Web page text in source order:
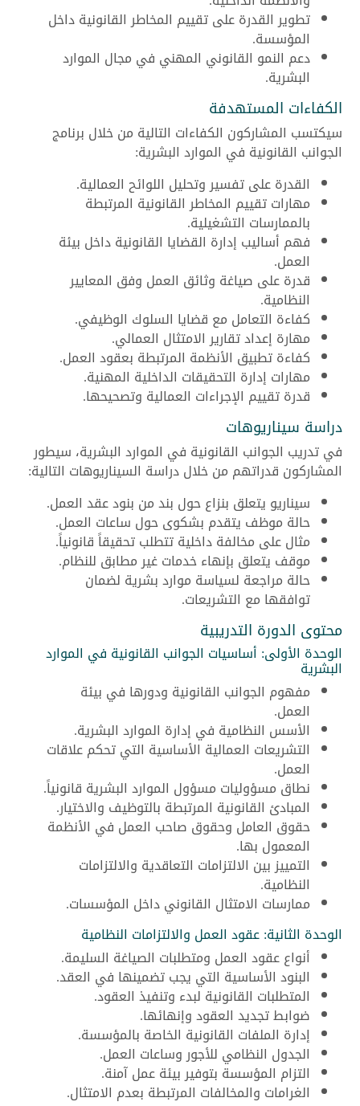
تطوير القدرة على تقييم المخاطر القانونية داخل
المؤسسة.
دعم النمو القانوني المهني في مجال الموارد
البشرية.
الكفاءات المستهدفة
سيكتسب المشاركون الكفاءات التالية من خلال برنامج
الجوانب القانونية في الموارد البشرية:
القدرة على تفسير وتحليل اللوائح العمالية.
مهارات تقييم المخاطر القانونية المرتبطة
بالممارسات التشغيلية.
فهم أساليب إدارة القضايا القانونية داخل بيئة
العمل.
قدرة على صياغة وثائق العمل وفق المعايير
النظامية.
كفاءة التعامل مع قضايا السلوك الوظيفي.
مهارة إعداد تقارير الامتثال العمالي.
كفاءة تطبيق الأنظمة المرتبطة بعقود العمل.
مهارات إدارة التحقيقات الداخلية المهنية.
قدرة تقييم الإجراءات العمالية وتصحيحها.
دراسة سيناريوهات
في تدريب الجوانب القانونية في الموارد البشرية، سيطور
المشاركون قدراتهم من خلال دراسة السيناريوهات التالية:
سيناريو يتعلق بنزاع حول بند من بنود عقد العمل.
حالة موظف يتقدم بشكوى حول ساعات العمل.
مثال على مخالفة داخلية تتطلب تحقيقاً قانونياً.
موقف يتعلق بإنهاء خدمات غير مطابق للنظام.
حالة مراجعة لسياسة موارد بشرية لضمان
توافقها مع التشريعات.
محتوى الدورة التدريبية
الوحدة الأولى: أساسيات الجوانب القانونية في الموارد
البشرية
مفهوم الجوانب القانونية ودورها في بيئة
العمل.
الأسس النظامية في إدارة الموارد البشرية.
التشريعات العمالية الأساسية التي تحكم علاقات
العمل.
نطاق مسؤوليات مسؤول الموارد البشرية قانونياً.
المبادئ القانونية المرتبطة بالتوظيف والاختيار.
حقوق العامل وحقوق صاحب العمل في الأنظمة
المعمول بها.
التمييز بين الالتزامات التعاقدية والالتزامات
النظامية.
ممارسات الامتثال القانوني داخل المؤسسات.
الوحدة الثانية: عقود العمل والالتزامات النظامية
أنواع عقود العمل ومتطلبات الصياغة السليمة.
البنود الأساسية التي يجب تضمينها في العقد.
المتطلبات القانونية لبدء وتنفيذ العقود.
ضوابط تجديد العقود وإنهائها.
إدارة الملفات القانونية الخاصة بالمؤسسة.
الجدول النظامي للأجور وساعات العمل.
التزام المؤسسة بتوفير بيئة عمل آمنة.
الغرامات والمخالفات المرتبطة بعدم الامتثال.